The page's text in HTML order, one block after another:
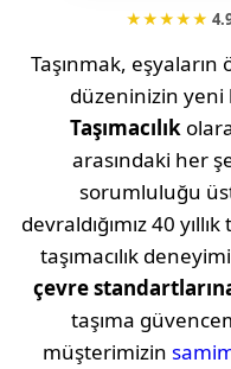
★★★★★
Taşınmak, eşyaların
düzeninizin yeni
Taşımacılık
arasındaki her
sorumluluğu
devraldığımız 40
taşımacılık
çevre
taşıma
müşterimizin